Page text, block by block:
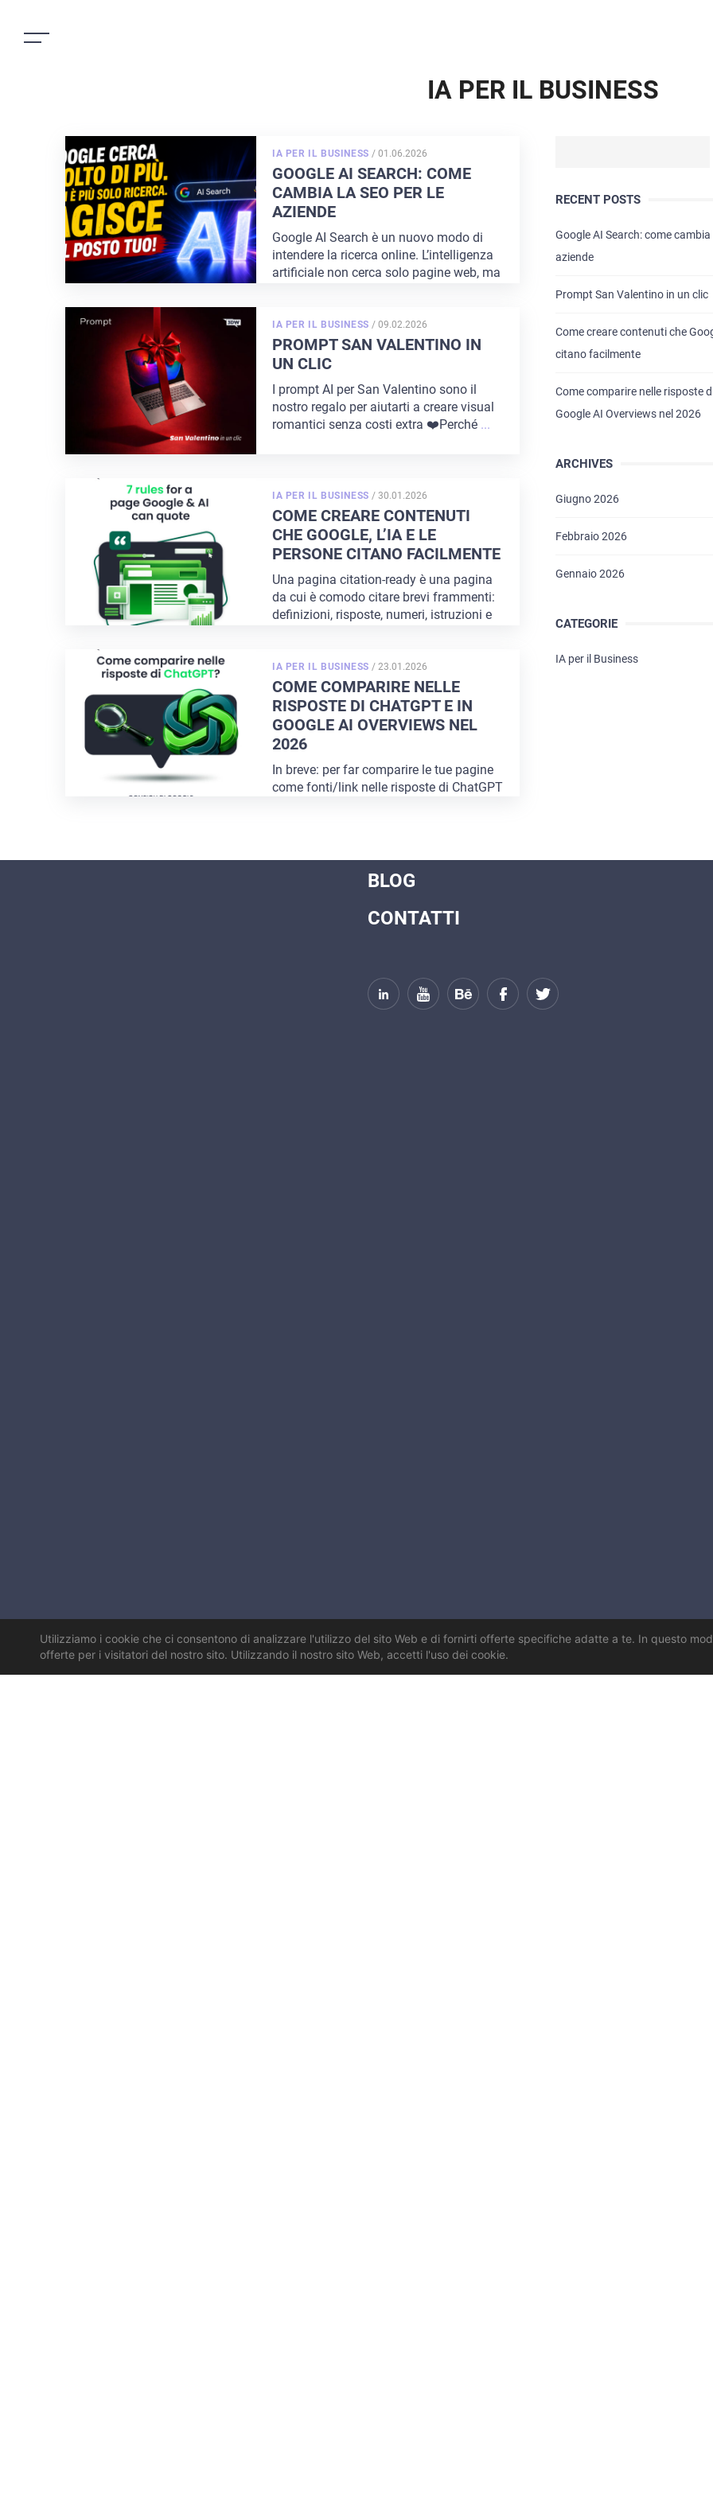
IA PER IL BUSINESS
IA PER IL BUSINESS /POSTED
01.06.2026
GOOGLE AI SEARCH: COME
CAMBIA LA SEO PER LE
AZIENDE
Google AI Search è un nuovo modo di
intendere la ricerca online. L’intelligenza
artificiale non cerca solo pagine web, ma
IA PER IL BUSINESS /POSTED
09.02.2026
PROMPT SAN VALENTINO IN
UN CLIC
I prompt AI per San Valentino sono il
nostro regalo per aiutarti a creare visual
romantici senza costi extra ❤️Perché ...
IA PER IL BUSINESS /POSTED
30.01.2026
COME CREARE CONTENUTI
CHE GOOGLE, L’IA E LE
PERSONE CITANO FACILMENTE
Una pagina citation-ready è una pagina
da cui è comodo citare brevi frammenti:
definizioni, risposte, numeri, istruzioni e
IA PER IL BUSINESS /POSTED
23.01.2026
COME COMPARIRE NELLE
RISPOSTE DI CHATGPT E IN
GOOGLE AI OVERVIEWS NEL
2026
In breve: per far comparire le tue pagine
come fonti/link nelle risposte di ChatGPT
RECENT POSTS
Google AI Search: come cambia
aziende
Prompt San Valentino in un clic
Come creare contenuti che
citano facilmente
Come comparire nelle risposte
Google AI Overviews nel 2026
ARCHIVES
Giugno 2026
Febbraio 2026
Gennaio 2026
CATEGORIE
IA per il Business
HOME
SERVIZI
RIGUARDO A NOI
BLOG
CONTATTI
Utilizziamo i cookie che ci consentono di analizzare l'utilizzo del sito Web e di fornirti offerte specifiche adatte a te. In questo
offerte per i visitatori del nostro sito. Utilizzando il nostro sito Web, accetti l'uso dei cookie.